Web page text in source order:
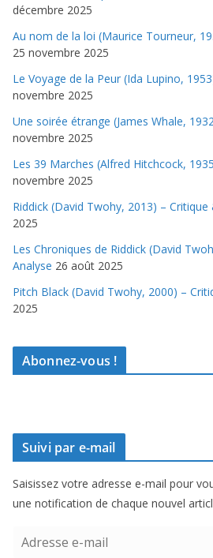
décembre 2025
Au nom de la loi (Maurice Tourneur,
25 novembre 2025
Le Voyage de la Peur (Ida Lupino,
novembre 2025
Une soirée étrange (James Whale,
novembre 2025
Les 39 Marches (Alfred Hitchcock,
novembre 2025
Riddick (David Twohy, 2013) – Critique
2025
Les Chroniques de Riddick (David
Analyse 26 août 2025
Pitch Black (David Twohy, 2000) –
2025
Abonnez-vous !
Suivi par e-mail
Saisissez votre adresse e-mail pour
une notification de chaque nouvel